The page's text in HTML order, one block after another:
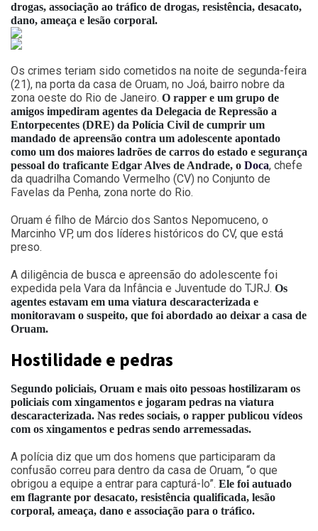
drogas, associação ao tráfico de drogas, resistência, desacato,
dano, ameaça e lesão corporal.
Os crimes teriam sido cometidos na noite de segunda-feira
(21), na porta da casa de Oruam, no Joá, bairro nobre da
zona oeste do Rio de Janeiro. O rapper e um grupo de
amigos impediram agentes da Delegacia de Repressão a
Entorpecentes (DRE) da Polícia Civil de cumprir um
mandado de apreensão contra um adolescente apontado
como um dos maiores ladrões de carros do estado e segurança
pessoal do traficante Edgar Alves de Andrade, o Doca, chefe
da quadrilha Comando Vermelho (CV) no Conjunto de
Favelas da Penha, zona norte do Rio.
Oruam é filho de Márcio dos Santos Nepomuceno, o
Marcinho VP, um dos líderes históricos do CV, que está
preso.
A diligência de busca e apreensão do adolescente foi
expedida pela Vara da Infância e Juventude do TJRJ. Os
agentes estavam em uma viatura descaracterizada e
monitoravam o suspeito, que foi abordado ao deixar a casa de
Oruam.
Hostilidade e pedras
Segundo policiais, Oruam e mais oito pessoas hostilizaram os
policiais com xingamentos e jogaram pedras na viatura
descaracterizada. Nas redes sociais, o rapper publicou vídeos
com os xingamentos e pedras sendo arremessadas.
A polícia diz que um dos homens que participaram da
confusão correu para dentro da casa de Oruam, “o que
obrigou a equipe a entrar para capturá-lo”. Ele foi autuado
em flagrante por desacato, resistência qualificada, lesão
corporal, ameaça, dano e associação para o tráfico.